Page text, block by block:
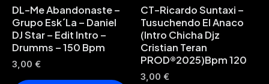
DL-Me Abandonaste –
Grupo Esk´La – Daniel
DJ Star – Edit Intro –
Drumms – 150 Bpm
3,00 €
CT-Ricardo Suntaxi –
Tusuchendo El Anaco
(Intro Chicha Djz
Cristian Teran
PROD®2025)Bpm 120
3,00 €